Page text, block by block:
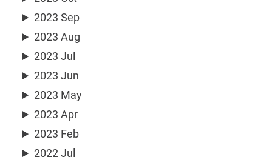
2023 Sep
2023 Aug
2023 Jul
2023 Jun
2023 May
2023 Apr
2023 Feb
2022 Jul